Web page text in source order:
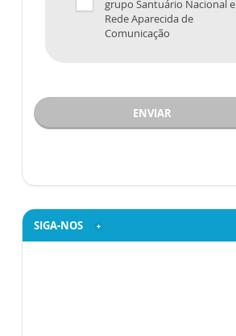
grupo Santuário Nacional e
Rede Aparecida de
Comunicação
ENVIAR
SIGA-NOS